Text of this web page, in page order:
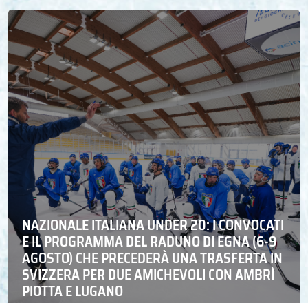
NAZIONALE ITALIANA UNDER 20: I CONVOCATI
E IL PROGRAMMA DEL RADUNO DI EGNA (6-9
AGOSTO) CHE PRECEDERÀ UNA TRASFERTA IN
SVIZZERA PER DUE AMICHEVOLI CON AMBRÌ
PIOTTA E LUGANO